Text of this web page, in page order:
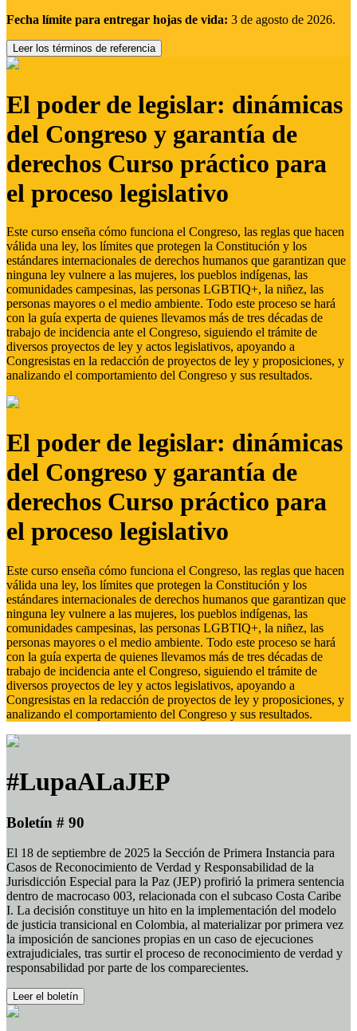
Fecha límite para entregar hojas de vida: 3 de agosto de 2026.
Leer los términos de referencia
El poder de legislar: dinámicas
del Congreso y garantía de
derechos Curso práctico para
el proceso legislativo
Este curso enseña cómo funciona el Congreso, las reglas que hacen
válida una ley, los límites que protegen la Constitución y los
estándares internacionales de derechos humanos que garantizan que
ninguna ley vulnere a las mujeres, los pueblos indígenas, las
comunidades campesinas, las personas LGBTIQ+, la niñez, las
personas mayores o el medio ambiente. Todo este proceso se hará
con la guía experta de quienes llevamos más de tres décadas de
trabajo de incidencia ante el Congreso, siguiendo el trámite de
diversos proyectos de ley y actos legislativos, apoyando a
Congresistas en la redacción de proyectos de ley y proposiciones, y
analizando el comportamiento del Congreso y sus resultados.
El poder de legislar: dinámicas
del Congreso y garantía de
derechos Curso práctico para
el proceso legislativo
Este curso enseña cómo funciona el Congreso, las reglas que hacen
válida una ley, los límites que protegen la Constitución y los
estándares internacionales de derechos humanos que garantizan que
ninguna ley vulnere a las mujeres, los pueblos indígenas, las
comunidades campesinas, las personas LGBTIQ+, la niñez, las
personas mayores o el medio ambiente. Todo este proceso se hará
con la guía experta de quienes llevamos más de tres décadas de
trabajo de incidencia ante el Congreso, siguiendo el trámite de
diversos proyectos de ley y actos legislativos, apoyando a
Congresistas en la redacción de proyectos de ley y proposiciones, y
analizando el comportamiento del Congreso y sus resultados.
#LupaALaJEP
Boletín # 90
El 18 de septiembre de 2025 la Sección de Primera Instancia para
Casos de Reconocimiento de Verdad y Responsabilidad de la
Jurisdicción Especial para la Paz (JEP) profirió la primera sentencia
dentro de macrocaso 003, relacionada con el subcaso Costa Caribe
I. La decisión constituye un hito en la implementación del modelo
de justicia transicional en Colombia, al materializar por primera vez
la imposición de sanciones propias en un caso de ejecuciones
extrajudiciales, tras surtir el proceso de reconocimiento de verdad y
responsabilidad por parte de los comparecientes.
Leer el boletín